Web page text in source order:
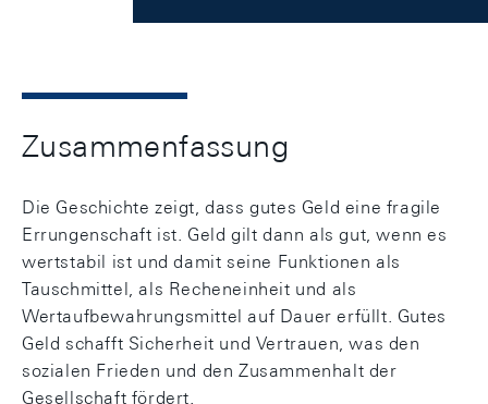
Zusammenfassung
Die Geschichte zeigt, dass gutes Geld eine fragile
Errungenschaft ist. Geld gilt dann als gut, wenn es
wertstabil ist und damit seine Funktionen als
Tauschmittel, als Recheneinheit und als
Wertaufbewahrungsmittel auf Dauer erfüllt. Gutes
Geld schafft Sicherheit und Vertrauen, was den
sozialen Frieden und den Zusammenhalt der
Gesellschaft fördert.